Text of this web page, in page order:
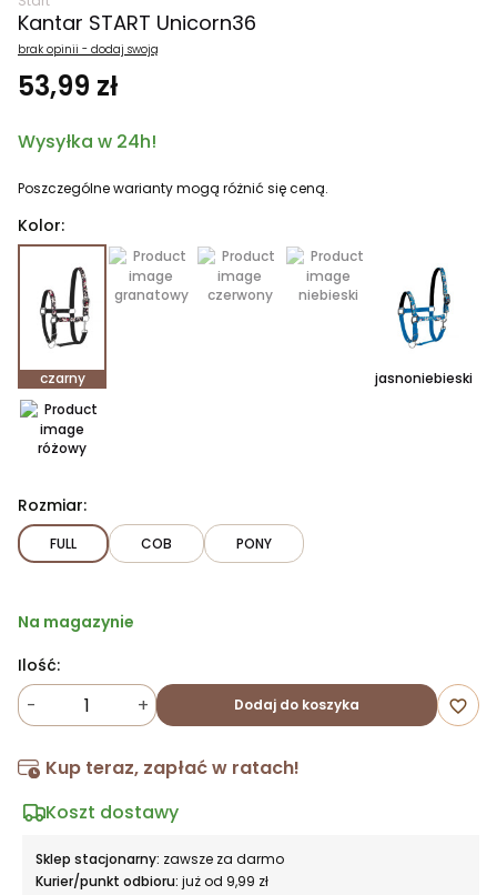
Kantar START Unicorn36
brak opinii - dodaj swoją
53,99 zł
Wysyłka w 24h!
Poszczególne warianty mogą różnić się ceną.
Kolor:
czarny
granatowy czerwony niebieski
jasnoniebieski
różowy
Rozmiar:
FULL COB PONY
Na magazynie
Ilość:
- + Dodaj do koszyka favorite_border
Kup teraz, zapłać w ratach!
Koszt dostawy
Sklep stacjonarny: zawsze za darmo
Kurier/punkt odbioru: już od 9,99 zł